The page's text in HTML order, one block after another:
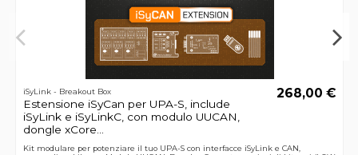
iSyLink - Breakout Box
Estensione iSyCan per UPA-S, include
iSyLink e iSyLinkC, con modulo UUCAN,
dongle xCore...
268,00 €
Kit modulare per potenziare il tuo UPA-S con interfacce iSyLink e CAN,